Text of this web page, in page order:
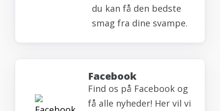
du kan få den bedste
smag fra dine svampe.
Facebook
Find os på Facebook og
få alle nyheder! Her vil vi